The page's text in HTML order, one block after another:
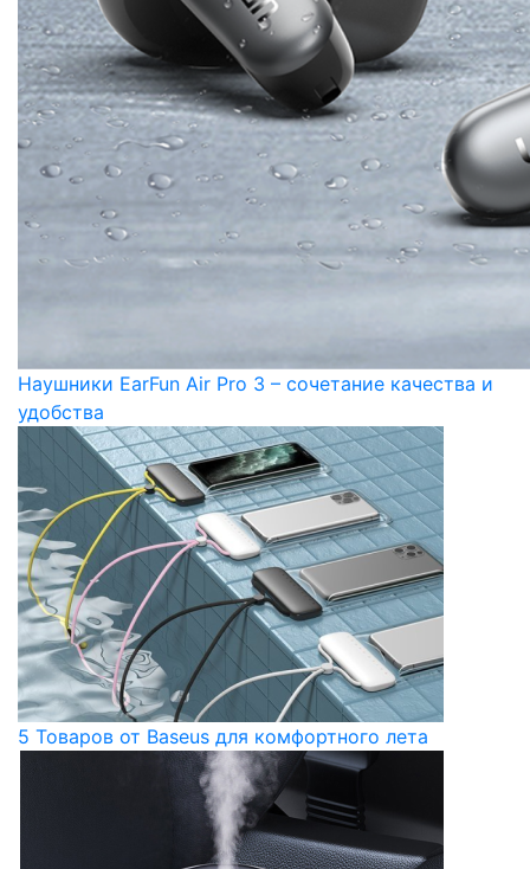
Наушники EarFun Air Pro 3 – сочетание качества и
удобства
5 Товаров от Baseus для комфортного лета